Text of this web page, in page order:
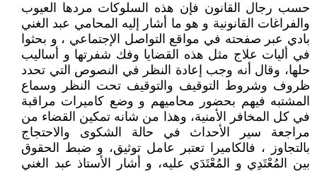
حسب رجال القانون فإن هذه السلوكات مردها العيوب
والفراغات القانونية و هو ما أشار إليه المحامي عبد الغني
بادي عبر صفحته في مواقع التواصل الإجتماعي ، و بحثوا
في أليات علاج مثل هذه القضايا وفك شفرتها و أساليب
حلها، وقال أنه وجب إعادة النظر في النصوص التي تحدد
ظروف وشروط التوقيف والتوقيف تحت النظر وسماع
المشتبه فيهم بحضور محاميهم و وضع كاميرات مراقبة
في كل المخافر الأمنية، وهذا من شانه تمكين القضاء من
مراجعة سير الأحداث في حالة الشكوى والاحتجاج
بالتجاوز ، فالكاميرا تعتبر عامل توثيق، و ضبط الحقوق
بين المُعْتَدِي و المُعْتَدَي عليه، و أشار الأستاذ عبد الغني